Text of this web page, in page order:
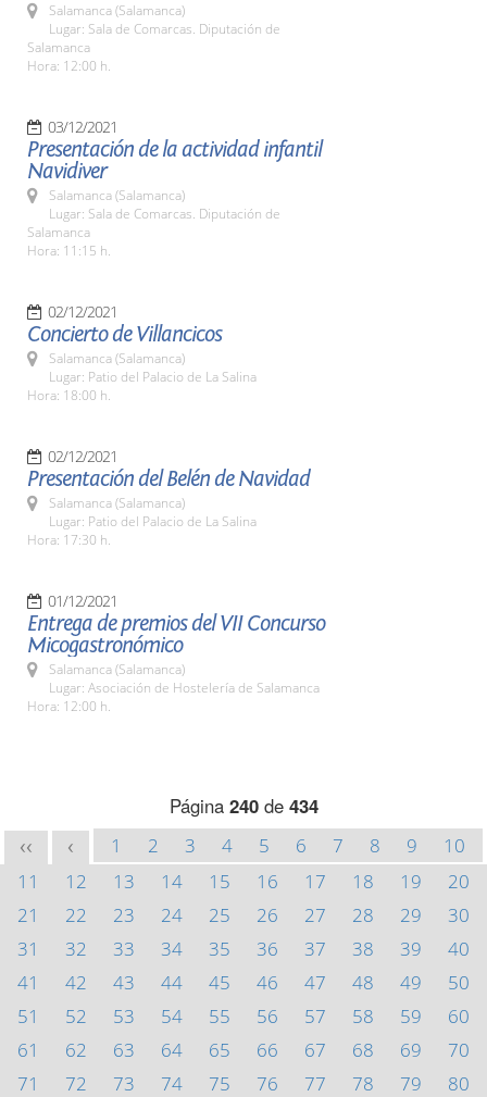
Salamanca (Salamanca)
Lugar: Sala de Comarcas. Diputación de
Salamanca
Hora: 12:00 h.
03/12/2021
Presentación de la actividad infantil
Navidiver
Salamanca (Salamanca)
Lugar: Sala de Comarcas. Diputación de
Salamanca
Hora: 11:15 h.
02/12/2021
Concierto de Villancicos
Salamanca (Salamanca)
Lugar: Patio del Palacio de La Salina
Hora: 18:00 h.
02/12/2021
Presentación del Belén de Navidad
Salamanca (Salamanca)
Lugar: Patio del Palacio de La Salina
Hora: 17:30 h.
01/12/2021
Entrega de premios del VII Concurso
Micogastronómico
Salamanca (Salamanca)
Lugar: Asociación de Hostelería de Salamanca
Hora: 12:00 h.
Página 240de 434
<< < 1 2 3 4 5 6 7 8 9
10
11
12 13 14 15 16 17 18 19
20
21
22 23 24 25 26 27 28 29
30
31
32 33 34 35 36 37 38 39
40
41
42 43 44 45 46 47 48 49
50
51
52 53 54 55 56 57 58 59
60
61
62 63 64 65 66 67 68 69
70
71
72 73 74 75 76 77 78 79
80